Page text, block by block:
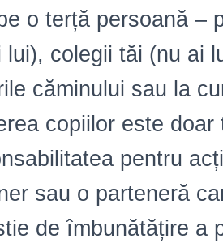
o terță persoană –
lui), colegii tăi (nu ai
căminului sau la
copiilor este
pentru
sau o parteneră
de îmbunătățire a